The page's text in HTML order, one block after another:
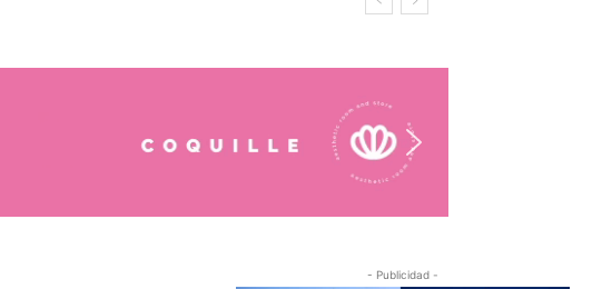
- Publicidad -